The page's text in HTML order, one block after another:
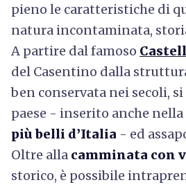
pieno le caratteristiche di
natura incontaminata,
A partire dal famoso
del Casentino dalla
ben conservata nei secoli,
paese - inserito anche
più belli d’Italia - ed
Oltre alla camminata con
storico, è possibile